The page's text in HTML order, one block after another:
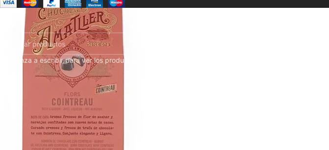
Comienza a escribir para ver los productos que estás buscando.